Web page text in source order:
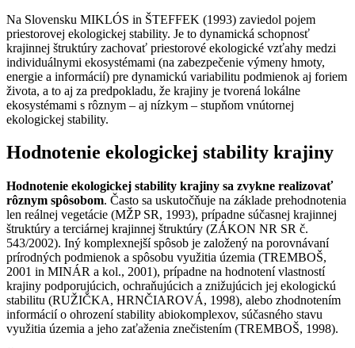
Na Slovensku MIKLÓS in ŠTEFFEK (1993) zaviedol pojem
priestorovej ekologickej stability. Je to dynamická schopnosť
krajinnej štruktúry zachovať priestorové ekologické vzťahy medzi
individuálnymi ekosystémami (na zabezpečenie výmeny hmoty,
energie a informácií) pre dynamickú variabilitu podmienok aj foriem
života, a to aj za predpokladu, že krajiny je tvorená lokálne
ekosystémami s rôznym – aj nízkym – stupňom vnútornej
ekologickej stability.
Hodnotenie ekologickej stability krajiny
Hodnotenie ekologickej stability krajiny sa zvykne realizovať
rôznym spôsobom. Často sa uskutočňuje na základe prehodnotenia
len reálnej vegetácie (MŽP SR, 1993), prípadne súčasnej krajinnej
štruktúry a terciárnej krajinnej štruktúry (ZÁKON NR SR č.
543/2002). Iný komplexnejší spôsob je založený na porovnávaní
prírodných podmienok a spôsobu využitia územia (TREMBOŠ,
2001 in MINÁR a kol., 2001), prípadne na hodnotení vlastností
krajiny podporujúcich, ochraňujúcich a znižujúcich jej ekologickú
stabilitu (RUŽIČKA, HRNČIAROVÁ, 1998), alebo zhodnotením
informácií o ohrození stability abiokomplexov, súčasného stavu
využitia územia a jeho zaťaženia znečistením (TREMBOŠ, 1998).